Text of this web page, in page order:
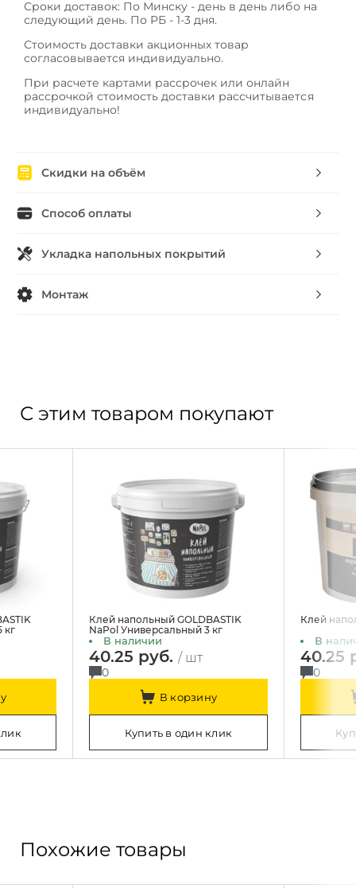
Сроки доставок: По Минску - день в день либо на
следующий день. По РБ - 1-3 дня.
Стоимость доставки акционных товар
согласовывается индивидуально.
При расчете картами рассрочек или онлайн
рассрочкой стоимость доставки рассчитывается
индивидуально!
Скидки на объём
Способ оплаты
Укладка напольных покрытий
Монтаж
С этим товаром покупают
кг
Клей напольный GOLDBASTIK
NaPol Универсальный 3 кг
В наличии
40.25 руб./ шт
0
В корзину
Купить в один клик
Клей
В
40.25
0
Похожие товары